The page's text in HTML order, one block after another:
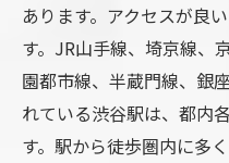
あります。アクセスが良
す。JR山手線、埼京線、
園都市線、半蔵門線、銀
れている渋谷駅は、都内
す。駅から徒歩圏内に多